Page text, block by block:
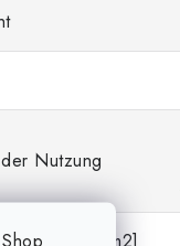
Nutzung